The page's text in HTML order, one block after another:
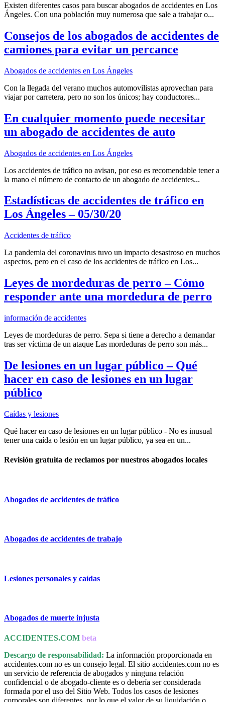
Existen diferentes casos para buscar abogados de accidentes en Los
Ángeles. Con una población muy numerosa que sale a trabajar o...
Consejos de los abogados de accidentes de
camiones para evitar un percance
Abogados de accidentes en Los Ángeles
Con la llegada del verano muchos automovilistas aprovechan para
viajar por carretera, pero no son los únicos; hay conductores...
En cualquier momento puede necesitar
un abogado de accidentes de auto
Abogados de accidentes en Los Ángeles
Los accidentes de tráfico no avisan, por eso es recomendable tener a
la mano el número de contacto de un abogado de accidentes...
Estadísticas de accidentes de tráfico en
Los Ángeles – 05/30/20
Accidentes de tráfico
La pandemia del coronavirus tuvo un impacto desastroso en muchos
aspectos, pero en el caso de los accidentes de tráfico en Los...
Leyes de mordeduras de perro – Cómo
responder ante una mordedura de perro
información de accidentes
Leyes de mordeduras de perro. Sepa si tiene a derecho a demandar
tras ser víctima de un ataque Las mordeduras de perro son más...
De lesiones en un lugar público – Qué
hacer en caso de lesiones en un lugar
público
Caídas y lesiones
Qué hacer en caso de lesiones en un lugar público - No es inusual
tener una caída o lesión en un lugar público, ya sea en un...
Revisión gratuita de reclamos por nuestros abogados locales
Abogados de accidentes de tráfico
Abogados de accidentes de trabajo
Lesiones personales y caídas
Abogados de muerte injusta
ACCIDENTES.COM beta
Descargo de responsabilidad: La información proporcionada en
accidentes.com no es un consejo legal. El sitio accidentes.com no es
un servicio de referencia de abogados y ninguna relación
confidencial o de abogado-cliente es o debería ser considerada
formada por el uso del Sitio Web. Todos los casos de lesiones
corporales son diferentes, por lo que el valor de su liquidación o